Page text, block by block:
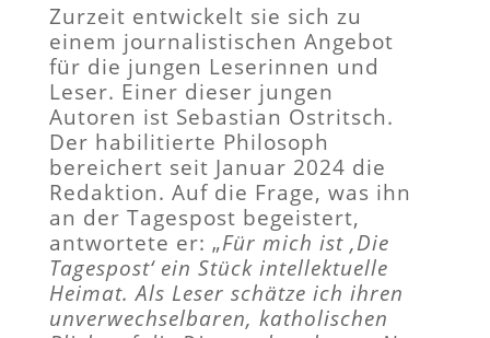
Zurzeit entwickelt sie sich zu
einem journalistischen Angebot
für die jungen Leserinnen und
Leser. Einer dieser jungen
Autoren ist Sebastian Ostritsch.
Der habilitierte Philosoph
bereichert seit Januar 2024 die
Redaktion. Auf die Frage, was ihn
an der Tagespost begeistert,
antwortete er: „Für mich ist ‚Die
Tagespost‘ ein Stück intellektuelle
Heimat. Als Leser schätze ich ihren
unverwechselbaren, katholischen